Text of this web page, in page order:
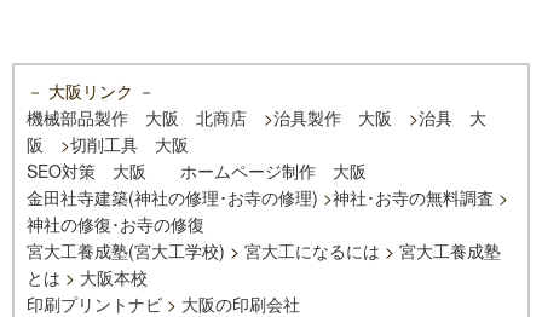
－ 大阪リンク －
機械部品製作 大阪 北商店 >治具製作 大阪 >治具 大
阪 >切削工具 大阪
SEO対策 大阪
ホームページ制作 大阪
金田社寺建築(神社の修理･お寺の修理) >神社･お寺の無料調査 >
神社の修復･お寺の修復
宮大工養成塾(宮大工学校) > 宮大工になるには > 宮大工養成塾
とは > 大阪本校
印刷プリントナビ > 大阪の印刷会社